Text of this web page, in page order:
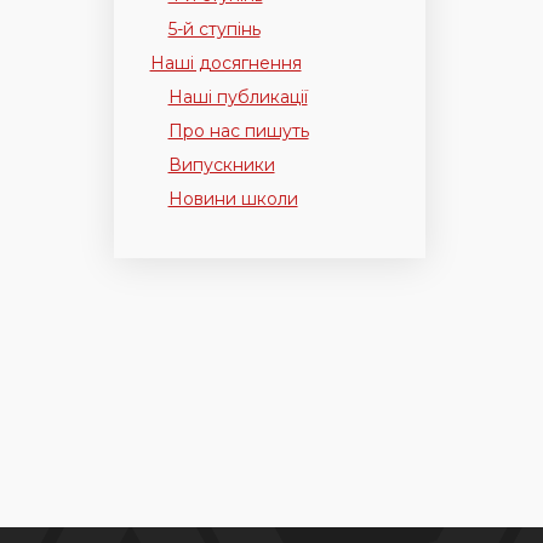
5-й ступінь
Наші досягнення
Наші публикації
Про нас пишуть
Випускники
Новини школи